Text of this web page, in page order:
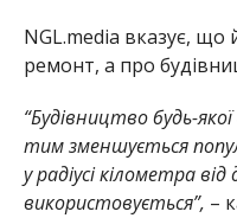
NGL.media вказує, що
ремонт, а про
“Будівництво будь-
тим зменшується
у радіусі кілометра
використовується”, –